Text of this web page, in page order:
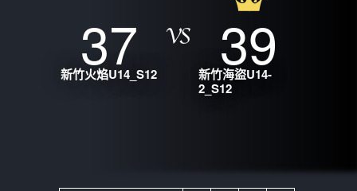
37
新竹火焰U14_S12 39
新竹海盜U14-
2_S12